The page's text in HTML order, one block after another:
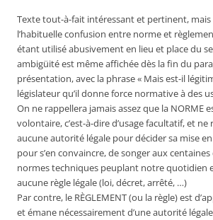
Texte tout-à-fait intéressant et pertinent, mais
l’habituelle confusion entre norme et
étant utilisé abusivement en lieu et place du
ambigüité est même affichée dès la fin du
présentation, avec la phrase « Mais est-il
législateur qu’il donne force normative à des
On ne rappellera jamais assez que la NORME
volontaire, c’est-à-dire d’usage facultatif, et
aucune autorité légale pour décider sa mise
pour s’en convaincre, de songer aux
normes techniques peuplant notre quotidien
aucune règle légale (loi, décret, arrêté, …)
Par contre, le RÈGLEMENT (ou la règle) est
et émane nécessairement d’une autorité